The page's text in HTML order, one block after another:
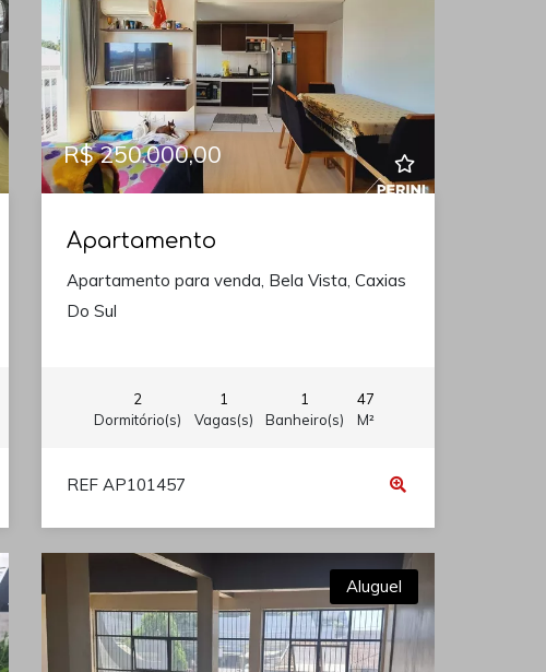
R$ 250.000,00
Apartamento
Apartamento para venda, Bela Vista, Caxias
Do Sul
2
Dormitório(s)
1
Vagas(s)
1
Banheiro(s)
47
M²
REF AP101457
Aluguel